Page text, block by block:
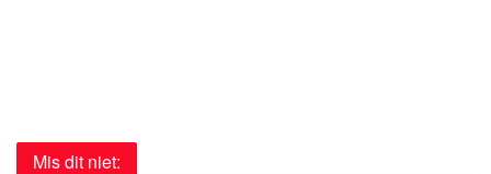
Mis dit niet: